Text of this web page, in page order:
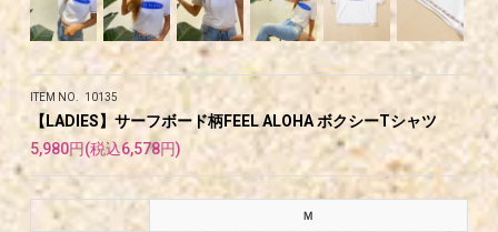
ITEM NO. 10135
【LADIES】サーフボード柄FEEL ALOHA ボクシーTシャツ
5,980円(税込6,578円)
Ｍ